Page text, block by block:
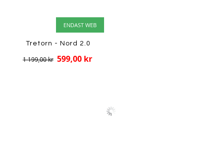
ENDAST WEB
Tretorn - Nord 2.0
1 199,00 kr 599,00 kr